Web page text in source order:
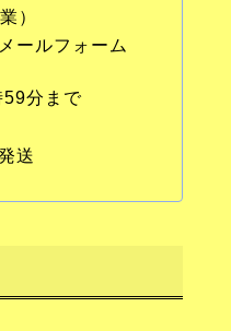
）
ールフォーム
59分まで
送